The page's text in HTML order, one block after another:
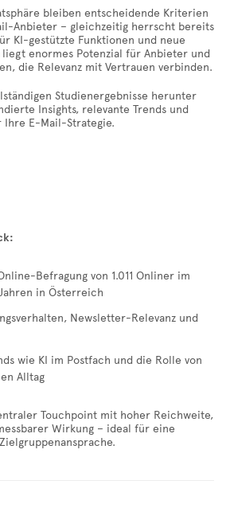
bleiben entscheidende Kriterien
Anbieter – gleichzeitig herrscht bereits
KI-gestützte Funktionen und neue
liegt enormes Potenzial für Anbieter und
die Relevanz mit Vertrauen verbinden.
Studienergebnisse herunter
Insights, relevante Trends und
E-Mail-Strategie.
Befragung von 1.011 Onliner im
in Österreich
Newsletter-Relevanz und
wie KI im Postfach und die Rolle von
Alltag
Touchpoint mit hoher Reichweite,
Wirkung – ideal für eine